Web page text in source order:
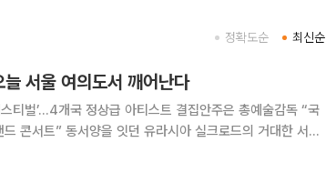
최신순
정확도순
서울 여의도서 깨어난다
티벌’…4개국 정상급 아티스트 결집안주은 총예술감독 “국
크로드의 거대한 서사
다’가 8일 저녁 7시30분